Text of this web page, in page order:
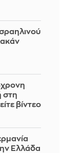
στη
βίντεο
Ελλάδα